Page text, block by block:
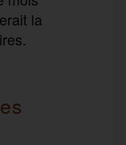
la